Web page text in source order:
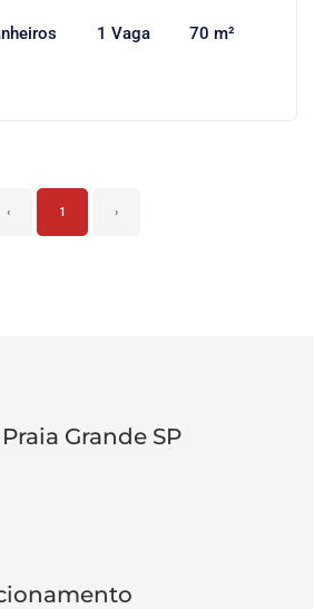
1 Vaga 70 m²
‹ 1 ›
Grande SP